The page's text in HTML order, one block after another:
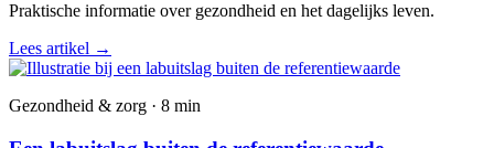
Praktische informatie over gezondheid en het dagelijks leven.
Lees artikel →
Gezondheid & zorg · 8 min